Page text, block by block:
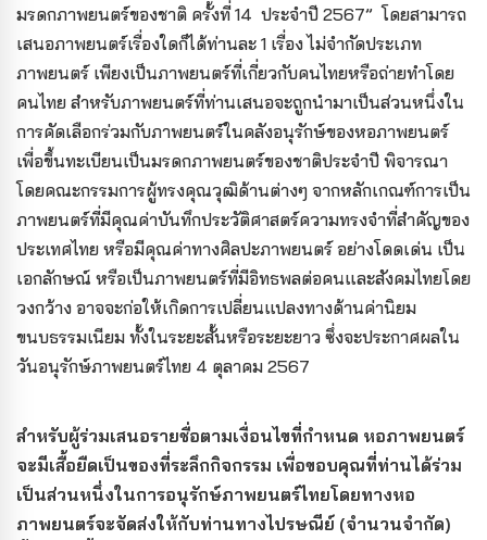
มรดกภาพยนตร์ของชาติ ครั้งที่ 14 ประจำปี 2567” โดยสามารถ
เสนอภาพยนตร์เรื่องใดก็ได้ท่านละ 1 เรื่อง ไม่จำกัดประเภท
ภาพยนตร์ เพียงเป็นภาพยนตร์ที่เกี่ยวกับคนไทยหรือถ่ายทำโดย
คนไทย สำหรับภาพยนตร์ที่ท่านเสนอจะถูกนำมาเป็นส่วนหนึ่งใน
การคัดเลือกร่วมกับภาพยนตร์ในคลังอนุรักษ์ของหอภาพยนตร์
เพื่อขึ้นทะเบียนเป็นมรดกภาพยนตร์ของชาติประจำปี พิจารณา
โดยคณะกรรมการผู้ทรงคุณวุฒิด้านต่างๆ จากหลักเกณฑ์การเป็น
ภาพยนตร์ที่มีคุณค่าบันทึกประวัติศาสตร์ความทรงจำที่สำคัญของ
ประเทศไทย หรือมีคุณค่าทางศิลปะภาพยนตร์ อย่างโดดเด่น เป็น
เอกลักษณ์ หรือเป็นภาพยนตร์ที่มีอิทธพลต่อคนและสังคมไทยโดย
วงกว้าง อาจจะก่อให้เกิดการเปลี่ยนแปลงทางด้านค่านิยม
ขนบธรรมเนียม ทั้งในระยะสั้นหรือระยะยาว ซึ่งจะประกาศผลใน
วันอนุรักษ์ภาพยนตร์ไทย 4 ตุลาคม 2567
สำหรับผู้ร่วมเสนอรายชื่อตามเงื่อนไขที่กำหนด หอภาพยนตร์
จะมีเสื้อยืดเป็นของที่ระลึกกิจกรรม เพื่อขอบคุณที่ท่านได้ร่วม
เป็นส่วนหนึ่งในการอนุรักษ์ภาพยนตร์ไทยโดยทางหอ
ภาพยนตร์จะจัดส่งให้กับท่านทางไปรษณีย์ (จำนวนจำกัด)